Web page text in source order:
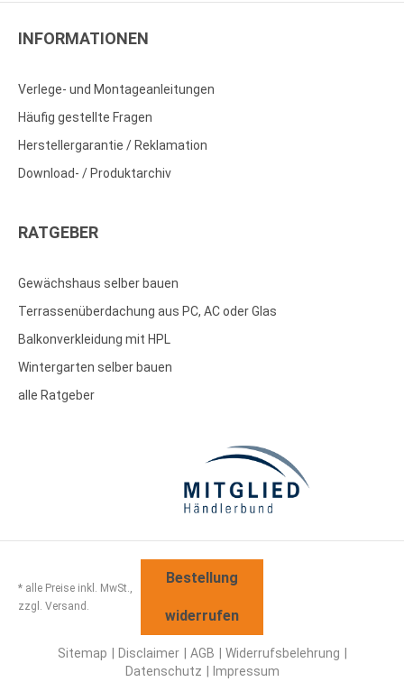
INFORMATIONEN
Verlege- und Montageanleitungen
Häufig gestellte Fragen
Herstellergarantie / Reklamation
Download- / Produktarchiv
RATGEBER
Gewächshaus selber bauen
Terrassenüberdachung aus PC, AC oder Glas
Balkonverkleidung mit HPL
Wintergarten selber bauen
alle Ratgeber
* alle Preise inkl. MwSt.,
zzgl. Versand.
Bestellung
widerrufen
Sitemap Disclaimer AGB
Widerrufsbelehrung
Datenschutz
Impressum